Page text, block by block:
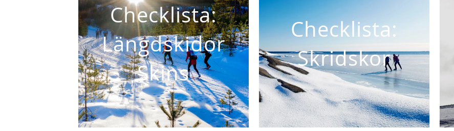
Checklista:
Längdskidor
Skins
Checklista:
Skridskor